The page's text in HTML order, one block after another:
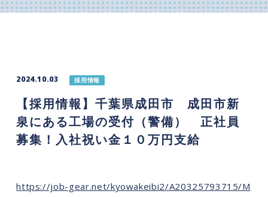
2024.10.03 採用情報
【採用情報】千葉県成田市 成田市新
泉にある工場の受付（警備） 正社員
募集！入社祝い金１０万円支給
https://job-gear.net/kyowakeibi2/A20325793715/M